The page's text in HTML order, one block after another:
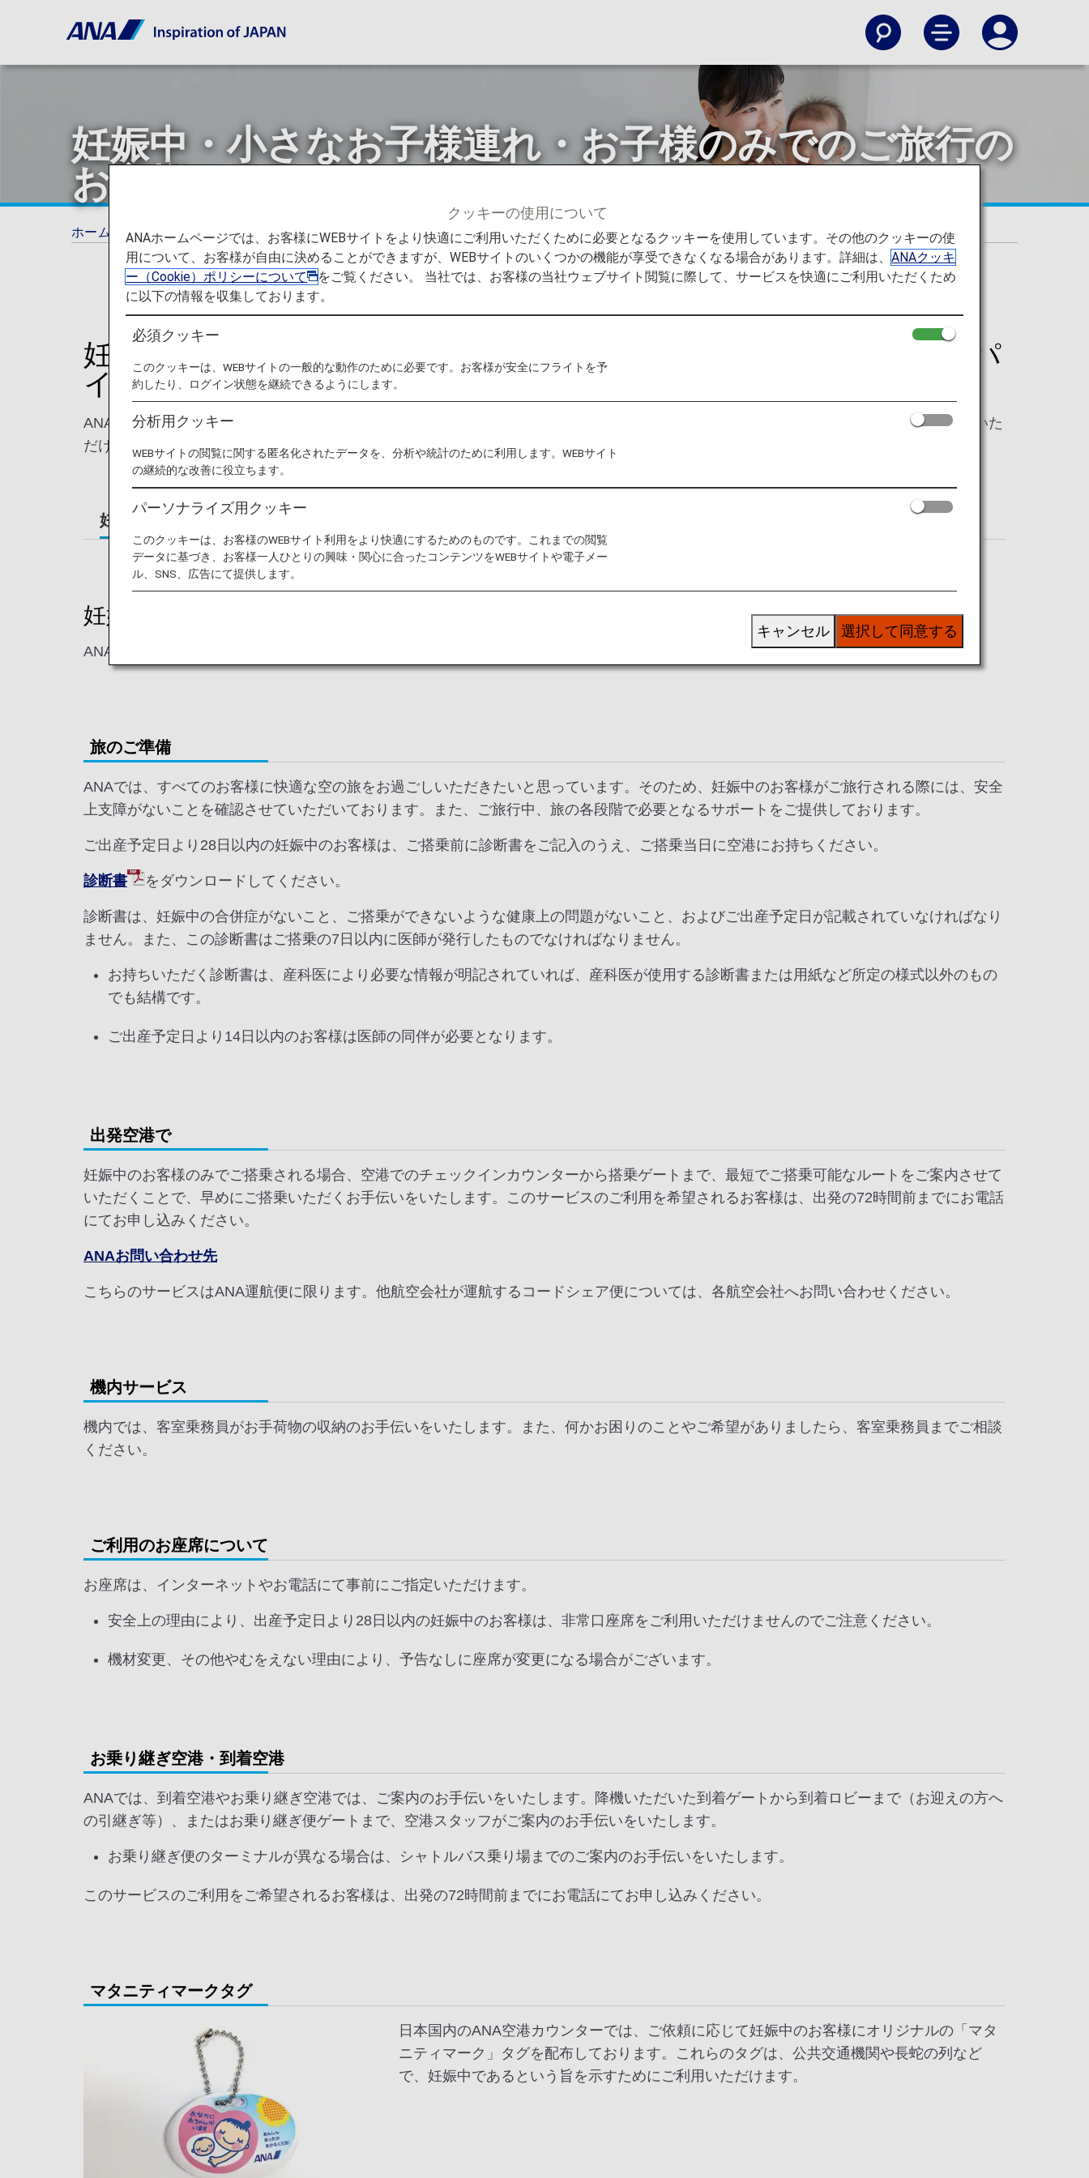
妊娠中・小さなお子様連れ・お子様のみでのご旅行の
お客様
ホーム ご旅行の準備 妊娠中・小さなお子様連れ・お子様のみでのご旅行のお客様
妊娠中・小さなお子様連れ・お子様のみでのご旅行（ANAジュニアパ
イロット）のお客様
ANAでは、妊娠中のお客様、お子様のみでのご旅行のお客様および小さなお子様連れのお客様に、ご予約からご到着まで安心してご旅行いた
だけるよう、特別に配慮させていただいております。
妊娠中のお客様の旅 小さなお子様連れのお客様
妊娠中のお客様の旅
ANAでは、妊娠中のお客様が安心してご旅行いただけるよう、サポートをいたします。
旅のご準備
ANAでは、すべてのお客様に快適な空の旅をお過ごしいただきたいと思っています。そのため、妊娠中のお客様がご旅行される際には、安全
上支障がないことを確認させていただいております。また、ご旅行中、旅の各段階で必要となるサポートをご提供しております。
ご出産予定日より28日以内の妊娠中のお客様は、ご搭乗前に診断書をご記入のうえ、ご搭乗当日に空港にお持ちください。
診断書 をダウンロードしてください。
診断書は、妊娠中の合併症がないこと、ご搭乗ができないような健康上の問題がないこと、およびご出産予定日が記載されていなければなり
ません。また、この診断書はご搭乗の7日以内に医師が発行したものでなければなりません。
お持ちいただく診断書は、産科医により必要な情報が明記されていれば、産科医が使用する診断書または用紙など所定の様式以外のもの
でも結構です。
ご出産予定日より14日以内のお客様は医師の同伴が必要となります。
出発空港で
妊娠中のお客様のみでご搭乗される場合、空港でのチェックインカウンターから搭乗ゲートまで、最短でご搭乗可能なルートをご案内させて
いただくことで、早めにご搭乗いただくお手伝いをいたします。このサービスのご利用を希望されるお客様は、出発の72時間前までにお電話
にてお申し込みください。
ANAお問い合わせ先
こちらのサービスはANA運航便に限ります。他航空会社が運航するコードシェア便については、各航空会社へお問い合わせください。
機内サービス
機内では、客室乗務員がお手荷物の収納のお手伝いをいたします。また、何かお困りのことやご希望がありましたら、客室乗務員までご相談
ください。
ご利用のお座席について
お座席は、インターネットやお電話にて事前にご指定いただけます。
安全上の理由により、出産予定日より28日以内の妊娠中のお客様は、非常口座席をご利用いただけませんのでご注意ください。
機材変更、その他やむをえない理由により、予告なしに座席が変更になる場合がございます。
お乗り継ぎ空港・到着空港
ANAでは、到着空港やお乗り継ぎ空港では、ご案内のお手伝いをいたします。降機いただいた到着ゲートから到着ロビーまで（お迎えの方へ
の引継ぎ等）、またはお乗り継ぎ便ゲートまで、空港スタッフがご案内のお手伝いをいたします。
お乗り継ぎ便のターミナルが異なる場合は、シャトルバス乗り場までのご案内のお手伝いをいたします。
このサービスのご利用をご希望されるお客様は、出発の72時間前までにお電話にてお申し込みください。
マタニティマークタグ
日本国内のANA空港カウンターでは、ご依頼に応じて妊娠中のお客様にオリジナルの「マタ
ニティマーク」タグを配布しております。これらのタグは、公共交通機関や長蛇の列など
で、妊娠中であるという旨を示すためにご利用いただけます。
クッキーの使用について
ANAホームページでは、お客様にWEBサイトをより快適にご利用いただくために必要となるクッキーを使用しています。その他のクッキーの使
用について、お客様が自由に決めることができますが、WEBサイトのいくつかの機能が享受できなくなる場合があります。詳細は、ANAクッキ
ー（Cookie）ポリシーについて
をご覧ください。 当社では、お客様の当社ウェブサイト閲覧に際して、サービスを快適にご利用いただくため
に以下の情報を収集しております。
必須クッキー
このクッキーは、WEBサイトの一般的な動作のために必要です。お客様が安全にフライトを予
約したり、ログイン状態を継続できるようにします。
分析用クッキー
WEBサイトの閲覧に関する匿名化されたデータを、分析や統計のために利用します。WEBサイト
の継続的な改善に役立ちます。
パーソナライズ用クッキー
このクッキーは、お客様のWEBサイト利用をより快適にするためのものです。これまでの閲覧
データに基づき、お客様一人ひとりの興味・関心に合ったコンテンツをWEBサイトや電子メー
ル、SNS、広告にて提供します。
選択して同意する
キャンセル